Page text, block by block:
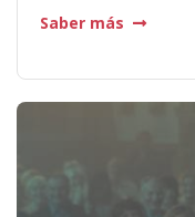
Saber más